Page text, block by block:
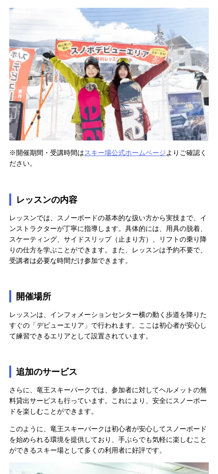
※開催期間・受講時間はスキー場公式ホームページよりご確認く
ださい。
レッスンの内容
レッスンでは、スノーボードの基本的な扱い方から実技まで、イ
ンストラクターが丁寧に指導します。具体的には、用具の脱着、
スケーティング、サイドスリップ（止まり方）、リフトの乗り降
りの仕方を学ぶことができます。また、レッスンは予約不要で、
受講者は必要な時間だけ参加できます。
開催場所
レッスンは、インフォメーションセンター横の動く歩道を降りた
すぐの「デビューエリア」で行われます。ここは初心者が安心し
て練習できるエリアとして設置されています。
追加のサービス
さらに、竜王スキーパークでは、参加者に対してヘルメットの無
料貸出サービスも行っています。これにより、安全にスノーボー
ドを楽しむことができます。
このように、竜王スキーパークは初心者が安心してスノーボード
を始められる環境を提供しており、手ぶらでも気軽に楽しむこと
ができるスキー場として多くの利用者に好評です。